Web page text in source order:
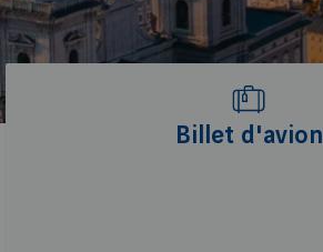
Billet d'avion